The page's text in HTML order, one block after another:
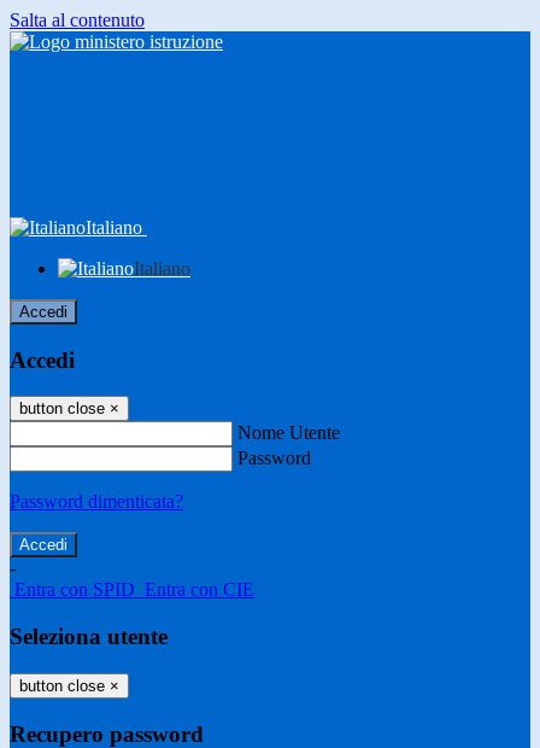
Salta al contenuto
Italiano
Italiano
Accedi
Accedi
button close ×
Nome Utente
Password
Password dimenticata?
-
Entra con SPID Entra con CIE
Seleziona utente
button close ×
Recupero password